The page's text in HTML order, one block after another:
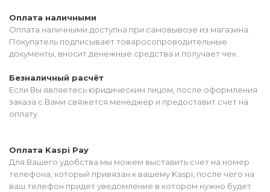
Оплата наличными
Оплата наличными доступна при самовывозе из магазина.
Покупатель подписывает товаросопроводительные
документы, вносит денежные средства и получает чек.
Безналичный расчёт
Если Вы являетесь юридическим лицом, после оформления
заказа с Вами свяжется менеджер и предоставит счет на
оплату.
Оплата Kaspi Pay
Для Вашего удобства мы можем выставить счет на номер
телефона, который привязан к вашему Kaspi, после чего на
ваш телефон придет уведомление в котором нужно будет